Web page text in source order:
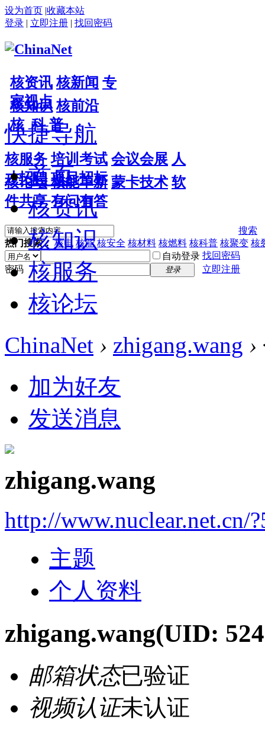
设为首页 |收藏本站
登录 | 立即注册 | 找回密码
核资讯 核新闻 专
家视点
核知识 核前沿
核 科 普
核服务 培训考试 会议会展 人
才招聘 项目招标
核论坛 核能革新 蒙卡技术 软
件共享 有问有答
搜索
热门搜索： 核电 核能 核安全 核材料 核燃料 核科普 核聚变 核
自动登录 找回密码
密码
登录 立即注册
快捷导航
首页
核资讯
核知识
核服务
核论坛
ChinaNet › zhigang.wang ›
加为好友
发送消息
zhigang.wang
http://www.nuclear.net.cn/
主题
个人资料
zhigang.wang(UID:
邮箱状态已验证
视频认证未认证